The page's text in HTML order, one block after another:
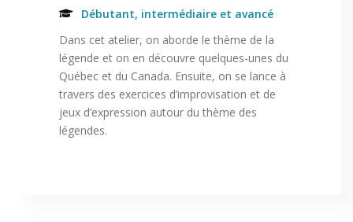
Débutant, intermédiaire et avancé
Dans cet atelier, on aborde le thème de la
légende et on en découvre quelques-unes du
Québec et du Canada. Ensuite, on se lance à
travers des exercices d’improvisation et de
jeux d’expression autour du thème des
légendes.